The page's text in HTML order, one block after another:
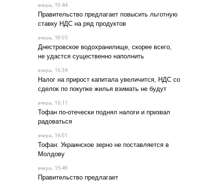
вчера, 19:44
Правительство предлагает повысить льготную
ставку НДС на ряд продуктов
вчера, 18:05
Днестровское водохранилище, скорее всего,
не удастся существенно наполнить
вчера, 16:34
Налог на прирост капитала увеличится, НДС со
сделок по покупке жилья взимать не будут
вчера, 16:11
Тофан по-отечески поднял налоги и призвал
радоваться
вчера, 16:01
Тофан: Украинское зерно не поставляется в
Молдову
вчера, 15:49
Правительство предлагает